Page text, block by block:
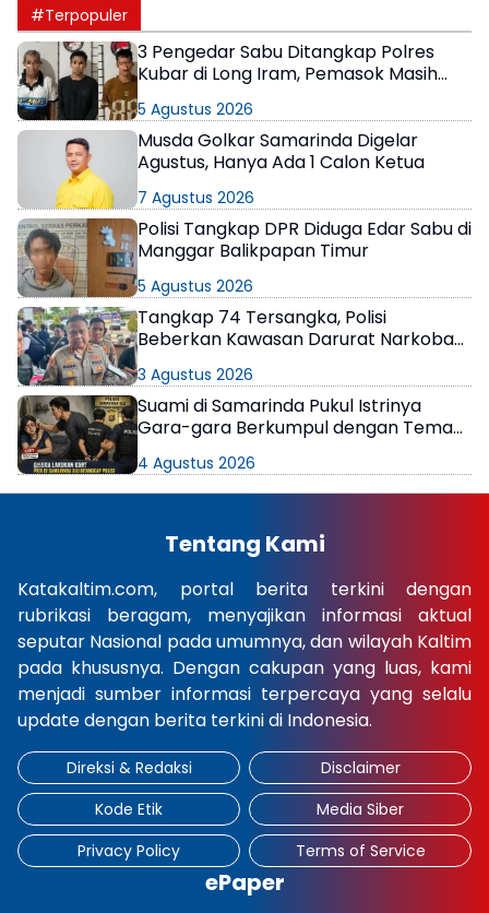
#Terpopuler
3 Pengedar Sabu Ditangkap Polres
Kubar di Long Iram, Pemasok Masih
5 Agustus 2026
Musda Golkar Samarinda Digelar
Agustus, Hanya Ada 1 Calon Ketua
7 Agustus 2026
Polisi Tangkap DPR Diduga Edar Sabu di
Manggar Balikpapan Timur
5 Agustus 2026
Tangkap 74 Tersangka, Polisi
Beberkan Kawasan Darurat Narkoba
3 Agustus 2026
Suami di Samarinda Pukul Istrinya
Gara-gara Berkumpul dengan Teman
4 Agustus 2026
Tentang Kami
Katakaltim.com, portal berita terkini dengan
rubrikasi beragam, menyajikan informasi aktual
seputar Nasional pada umumnya, dan wilayah Kaltim
pada khususnya. Dengan cakupan yang luas, kami
menjadi sumber informasi terpercaya yang selalu
update dengan berita terkini di Indonesia.
Direksi & Redaksi
Disclaimer
Kode Etik
Media Siber
Privacy Policy
Terms of Service
ePaper